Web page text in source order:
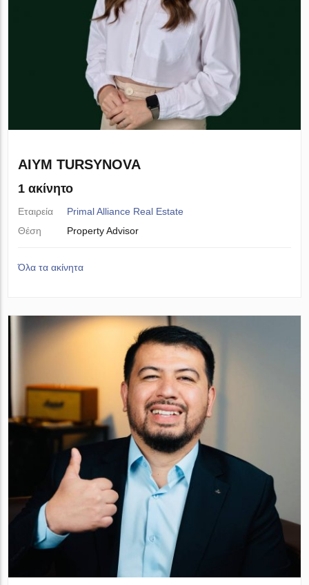
AIYM TURSYNOVA
1 ακίνητο
Εταιρεία
Primal Alliance Real Estate
Θέση
Property Advisor
Όλα τα ακίνητα